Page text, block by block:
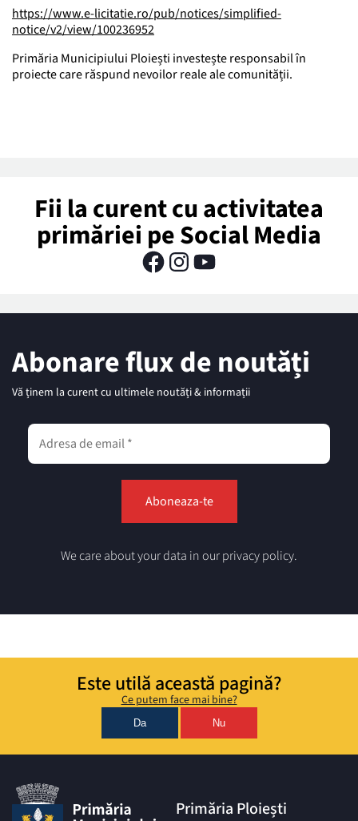
https://www.e-licitatie.ro/pub/notices/simplified-
notice/v2/view/100236952
Primăria Municipiului Ploiești investește responsabil în
proiecte care răspund nevoilor reale ale comunității.
Fii la curent cu activitatea
primăriei pe Social Media
Abonare flux de noutăți
Vă ținem la curent cu ultimele noutăți & informații
We care about your data in our privacy policy.
Este utilă această pagină?
Ce putem face mai bine?
Da Nu
Primăria Ploiești